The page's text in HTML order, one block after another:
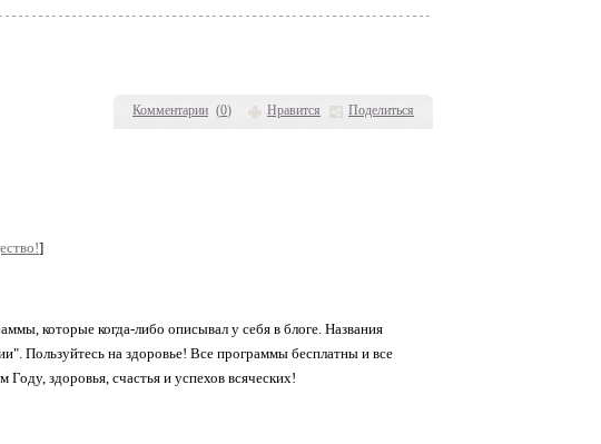
Комментарии (0) Нравится Поделиться
]
которые когда-либо описывал у себя в блоге. Названия
Пользуйтесь на здоровье! Все программы бесплатны и все
здоровья, счастья и успехов всяческих!